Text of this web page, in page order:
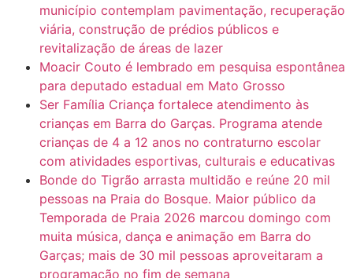
município contemplam pavimentação, recuperação
viária, construção de prédios públicos e
revitalização de áreas de lazer
Moacir Couto é lembrado em pesquisa espontânea
para deputado estadual em Mato Grosso
Ser Família Criança fortalece atendimento às
crianças em Barra do Garças. Programa atende
crianças de 4 a 12 anos no contraturno escolar
com atividades esportivas, culturais e educativas
Bonde do Tigrão arrasta multidão e reúne 20 mil
pessoas na Praia do Bosque. Maior público da
Temporada de Praia 2026 marcou domingo com
muita música, dança e animação em Barra do
Garças; mais de 30 mil pessoas aproveitaram a
programação no fim de semana